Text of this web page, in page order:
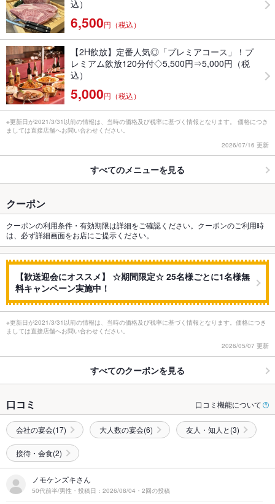
込）
6,500円（税込）
【2H飲放】定番人気◎「プレミアコース」！プ
レミアム飲放120分付◇5,500円⇒5,000円（税
込）
5,000円（税込）
※更新日が2021/3/31以前の情報は、当時の価格及び税率に基づく情報となります。 価格につき
ましては直接店舗へお問い合わせください。
2026/07/16 更新
すべてのメニューを見る
クーポン
クーポンの利用条件・有効期限は詳細をご確認ください。クーポンのご利用時
は、必ず詳細画面をお店にご提示ください。
【歓送迎会にオススメ】 ☆期間限定☆ 25名様ごとに1名様無
料キャンペーン実施中！
※更新日が2021/3/31以前の情報は、当時の価格及び税率に基づく情報となります。価格につき
ましては直接店舗へお問い合わせください。
2026/05/07 更新
すべてのクーポンを見る
口コミ 口コミ機能について
会社の宴会(17) 大人数の宴会(6) 友人・知人と(3)
接待・会食(2)
ノモケンズキさん
50代前半/男性・投稿日：2026/08/04・2回の投稿